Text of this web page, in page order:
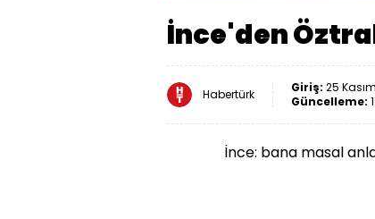
İnce'den
Habertürk Giriş: 25
Güncelleme:
İnce: bana masal